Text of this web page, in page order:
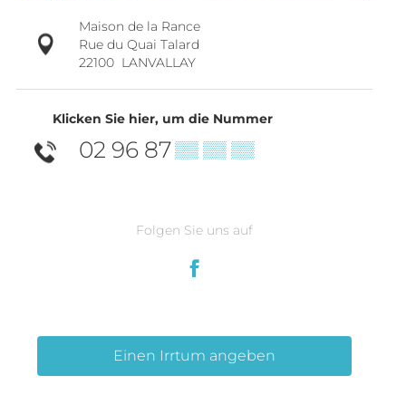
Maison de la Rance
Rue du Quai Talard
22100 LANVALLAY
Klicken Sie hier, um die Nummer
02 96 87▒▒ ▒▒ ▒▒
Folgen Sie uns auf
Einen Irrtum angeben